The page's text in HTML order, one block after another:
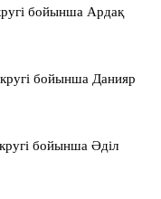
бойынша Ардақ
бойынша Данияр
бойынша Әділ